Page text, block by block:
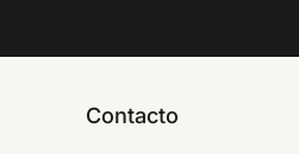
Contacto